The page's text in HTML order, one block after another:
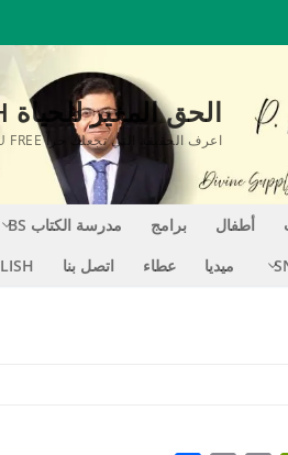
الحق المغير للحياة LIFE CHANGING TRUTH
اعرف الحقيقة التي تجعلك حراً KNOW THE TRUTH THAT MAKES YOU FREE
أطفال برامج مدرسة الكتاب BS
ميديا عطاء اتصل بنا